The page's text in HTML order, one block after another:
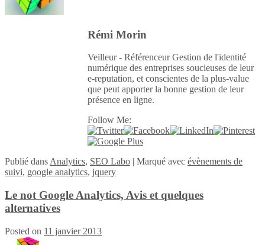
Rémi Morin
Veilleur - Référenceur Gestion de l'identité
numérique des entreprises soucieuses de leur
e-reputation, et conscientes de la plus-value
que peut apporter la bonne gestion de leur
présence en ligne.
Follow Me:
Publié dans Analytics, SEO Labo | Marqué avec évènements de
suivi, google analytics, jquery
Le not Google Analytics, Avis et quelques
alternatives
Posted on 11 janvier 2013